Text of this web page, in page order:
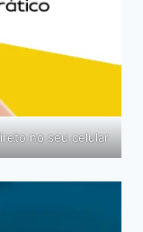
no seu celular